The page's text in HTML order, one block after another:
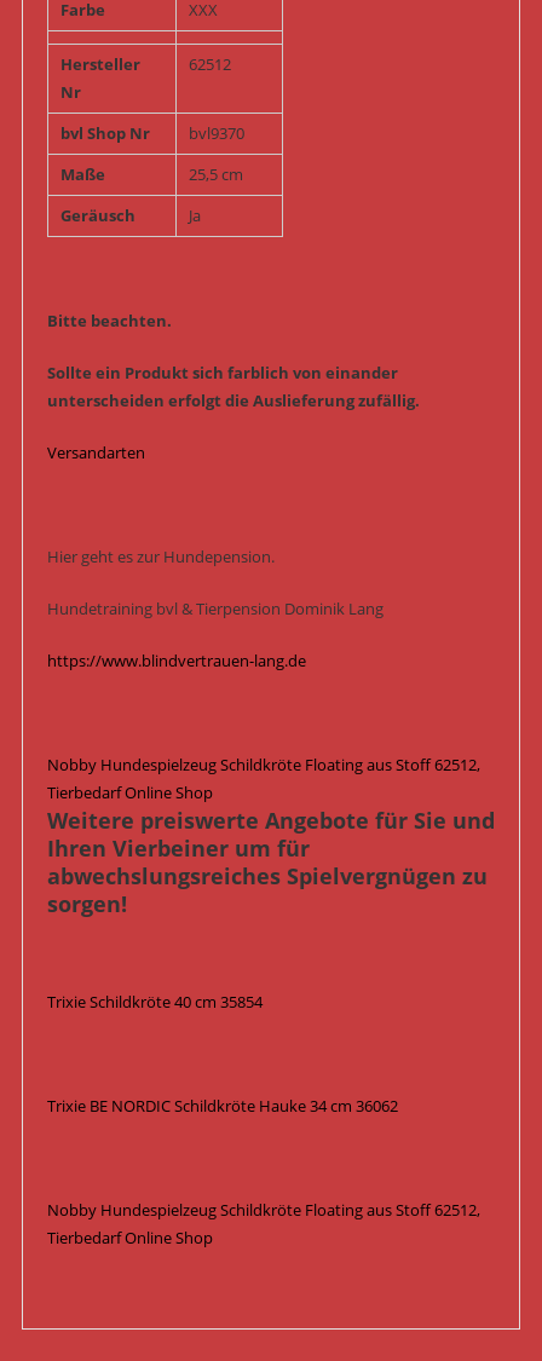
Farbe
XXX
Hersteller
Nr
62512
bvl Shop Nr
bvl9370
Maße
25,5 cm
Geräusch
Ja
Bitte beachten.
Sollte ein Produkt sich farblich von einander
unterscheiden erfolgt die Auslieferung zufällig.
Versandarten
Hier geht es zur Hundepension.
Hundetraining bvl & Tierpension Dominik Lang
https://www.blindvertrauen-lang.de
Nobby Hundespielzeug Schildkröte Floating aus Stoff 62512,
Tierbedarf Online Shop
Weitere preiswerte Angebote für Sie und
Ihren Vierbeiner um für
abwechslungsreiches Spielvergnügen zu
sorgen!
Trixie Schildkröte 40 cm 35854
Trixie BE NORDIC Schildkröte Hauke 34 cm 36062
Nobby Hundespielzeug Schildkröte Floating aus Stoff 62512,
Tierbedarf Online Shop